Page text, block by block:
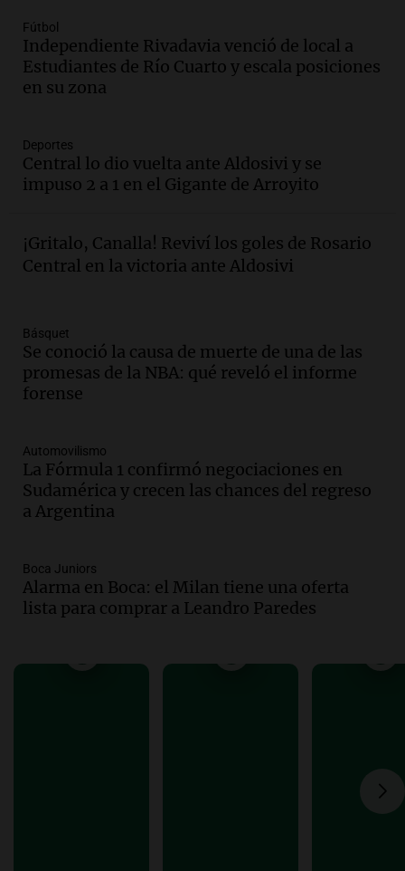
Panorama Federal
Episodios
Audio.Docentes de Jujuy enfrentan
descuentos de salarios de hasta 700.000
Episodios
Audio.Brutal asalto en Concepción:
anciano de 88 años golpeado para
Panorama Federal
Episodios
sobre Candela Arizaga
Panorama Federal
Episodios
Audio.
Buen día, Argentina
Episodios
Audio.Jugueterías en transformación:
crece la venta online y cae el
Buen día, Argentina
Episodios
Audio.
Por qué nos cuesta decir que no y
Buen día, Argentina
Fútbol
Independiente Rivadavia venció de local a
Estudiantes de Río Cuarto y escala posiciones
en su zona
Deportes
Central lo dio vuelta ante Aldosivi y se
impuso 2 a 1 en el Gigante de Arroyito
¡Gritalo, Canalla! Reviví los goles de Rosario
Central en la victoria ante Aldosivi
Básquet
Se conoció la causa de muerte de una de las
promesas de la NBA: qué reveló el informe
forense
Automovilismo
La Fórmula 1 confirmó negociaciones en
Sudamérica y crecen las chances del regreso
a Argentina
Boca Juniors
Alarma en Boca: el Milan tiene una oferta
lista para comprar a Leandro Paredes